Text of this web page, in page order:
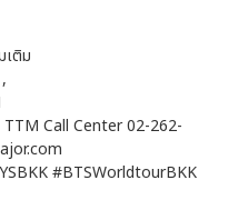
เติม
TTM Call Center 02-262-
#BTSWorldtourBKK